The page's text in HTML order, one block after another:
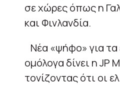
σε χώρες όπως η
και Φινλανδία.
Νέα «ψήφο» για τα
ομόλογα δίνει η JP
τονίζοντας ότι οι